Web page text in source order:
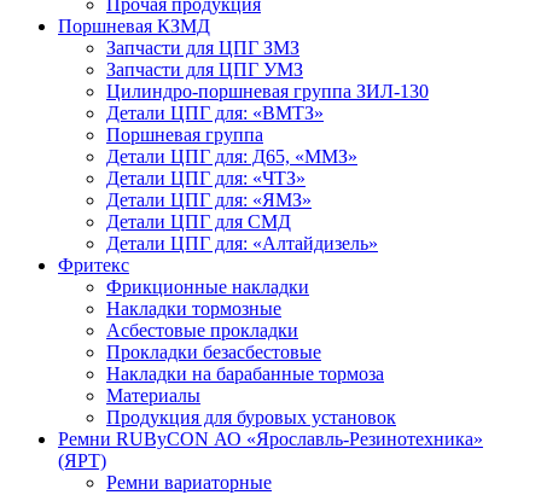
Поршневая КЗМД
Запчасти для ЦПГ ЗМЗ
Запчасти для ЦПГ УМЗ
Цилиндро-поршневая группа ЗИЛ-130
Детали ЦПГ для: «ВМТЗ»
Поршневая группа
Детали ЦПГ для: Д65, «ММЗ»
Детали ЦПГ для: «ЧТЗ»
Детали ЦПГ для: «ЯМЗ»
Детали ЦПГ для СМД
Детали ЦПГ для: «Алтайдизель»
Фритекс
Фрикционные накладки
Накладки тормозные
Асбестовые прокладки
Прокладки безасбестовые
Накладки на барабанные тормоза
Материалы
Продукция для буровых установок
Ремни RUByCON АО «Ярославль-Резинотехника»
(ЯРТ)
Ремни вариаторные